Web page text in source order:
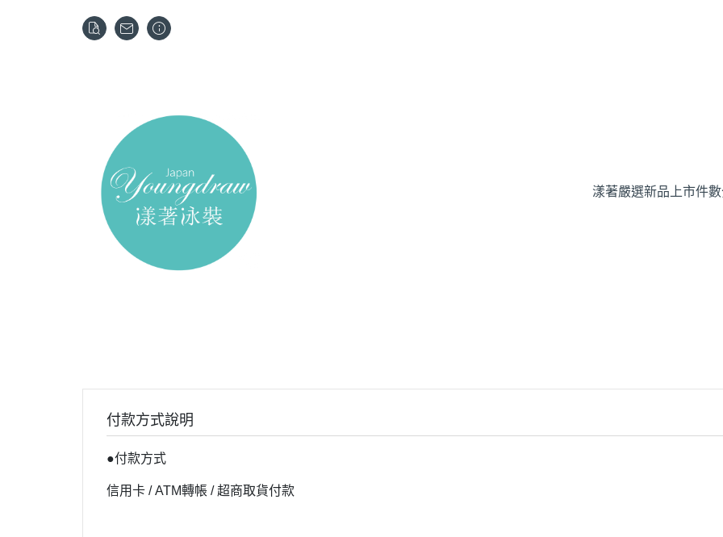
漾著嚴選新品上市件
付款方式說明
●付款方式
信用卡 / ATM轉帳 / 超商取貨付款